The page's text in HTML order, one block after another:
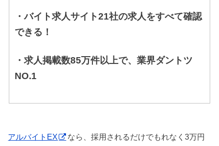
・バイト求人サイト21社の求人をすべて確認
できる！
・求人掲載数85万件以上で、業界ダントツ
NO.1
アルバイトEX
なら、採用されるだけでもれなく3万円